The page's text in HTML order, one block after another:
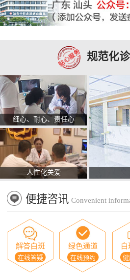
规范化
细心、耐心、责任心
人性化关爱
便捷咨讯 Convenient
解答白斑
在线答疑
绿色通道
在线预约